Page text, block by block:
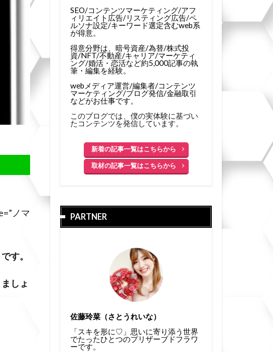
ノマ
です。
しょ
SEO/コンテンツマーケティング/アフ
ィリエイト広告/リスティング広告/ペ
ルソナ設定/キーワード選定含むweb系
が得意。
得意分野は、暗号資産/為替/株式投
資/NFT/不動産/キャリア/マーケティ
ング/婚活・恋活など約5,000記事の執
筆・編集を経験。
webメディア運営/編集者/コンテンツ
マーケティング/ブログ発信/金融取引
などがお仕事です。
このブログでは、僕の実体験に基づい
たコンテンツを発信しています。
新着の記事一覧はこちらから
取材の記事一覧はこちらから
PARTNER
佐藤玲菜（さとうれいな）
「スキを形に♡」思いに寄り添う世界
でたったひとつのプリザーブドフラワ
ーです。